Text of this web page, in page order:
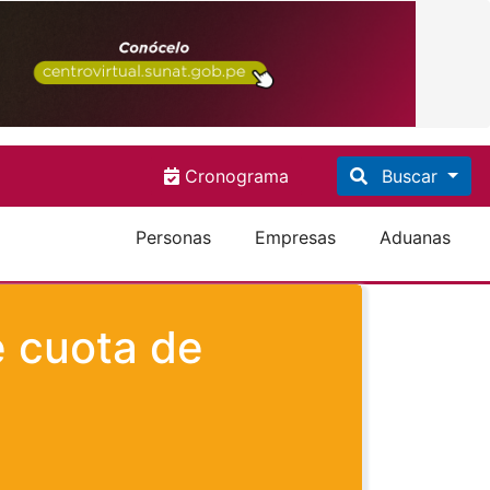
Cronograma Buscar
Personas Empresas Aduanas
cuota de